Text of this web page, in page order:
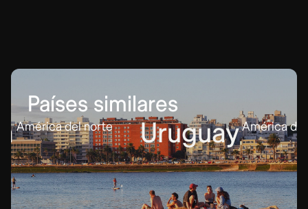
Países similares
del norte UruguayAmérica del sur